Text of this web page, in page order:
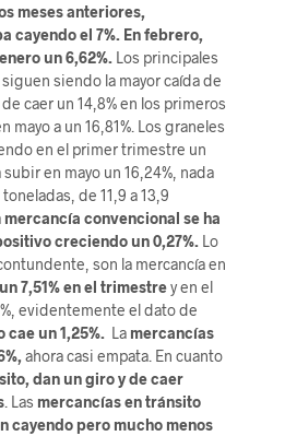
meses anteriores,
cayendo el 7%. En febrero,
un 6,62%. Los principales
siendo la mayor caída de
caer un 14,8% en los primeros
mayo a un 16,81%. Los graneles
en el primer trimestre un
en mayo un 16,24%, nada
de 11,9 a 13,9
mercancía convencional se ha
creciendo un 0,27%. Lo
son la mercancía en
7,51% en el trimestrey en el
evidentemente el dato de
cae un 1,25%. La mercancías
ahora casi empata. En cuanto
dan un giro y de caer
. Las mercancías en tránsito
cayendo pero mucho menos